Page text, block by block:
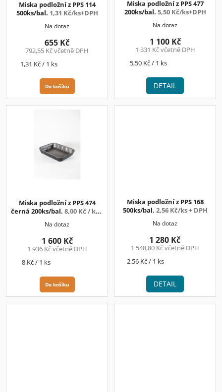
Miska podložní z PPS 114
500ks/bal. 1,31 Kč/ks+DPH
Na dotaz
792,55 Kč včetně DPH
655 Kč
Měrná
1,31 Kč / 1 ks
Do košíku
Miska podložní z PPS 477
200ks/bal. 5,50 Kč/ks+DPH
Na dotaz
1 331 Kč včetně DPH
1 100 Kč
Měrná
5,50 Kč / 1 ks
DETAIL
Miska podložní z PPS 474
černá 200ks/bal. 8,00 Kč / ks +
Na dotaz
1 936 Kč včetně DPH
1 600 Kč
Měrná
8 Kč / 1 ks
Do košíku
Miska podložní z PPS 168
500ks/bal. 2,56 Kč/ks + DPH
Na dotaz
1 548,80 Kč včetně DPH
1 280 Kč
Měrná
2,56 Kč / 1 ks
DETAIL